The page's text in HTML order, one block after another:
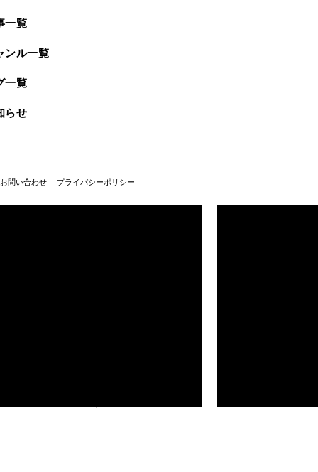
一覧
ンル一覧
一覧
らせ
お問い合わせ プライバシーポリシー